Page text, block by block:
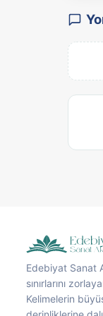
Edebiyat Sanat
sınırlarını
Kelimelerin